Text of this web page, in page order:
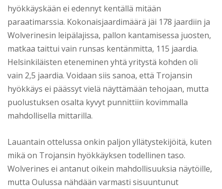
hyökkäyskään ei edennyt kentällä mitään
paraatimarssia. Kokonaisjaardimäärä jäi 178 jaardiin ja
Wolverinesin leipälajissa, pallon kantamisessa juosten,
matkaa taittui vain runsas kentänmitta, 115 jaardia.
Helsinkiläisten eteneminen yhtä yritystä kohden oli
vain 2,5 jaardia. Voidaan siis sanoa, että Trojansin
hyökkäys ei päässyt vielä näyttämään tehojaan, mutta
puolustuksen osalta kyvyt punnittiin kovimmalla
mahdollisella mittarilla.
Lauantain ottelussa onkin paljon yllätystekijöitä, kuten
mikä on Trojansin hyökkäyksen todellinen taso.
Wolverines ei antanut oikein mahdollisuuksia näytöille,
mutta Oulussa nähdään varmasti sisuuntunut